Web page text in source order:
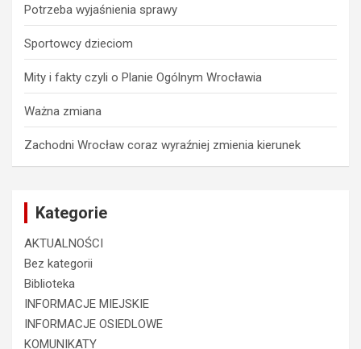
Potrzeba wyjaśnienia sprawy
Sportowcy dzieciom
Mity i fakty czyli o Planie Ogólnym Wrocławia
Ważna zmiana
Zachodni Wrocław coraz wyraźniej zmienia kierunek
Kategorie
AKTUALNOŚCI
Bez kategorii
Biblioteka
INFORMACJE MIEJSKIE
INFORMACJE OSIEDLOWE
KOMUNIKATY